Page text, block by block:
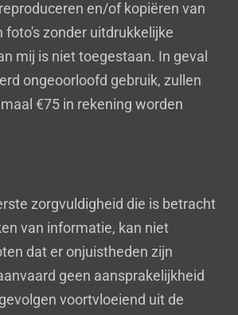
en/of kopiëren van
foto's zonder uitdrukkelijke
mij is niet toegestaan. In geval
ongeoorloofd gebruik, zullen
€75 in rekening worden
zorgvuldigheid die is betracht
van informatie, kan niet
dat er onjuistheden zijn
geen aansprakelijkheid
voortvloeiend uit de